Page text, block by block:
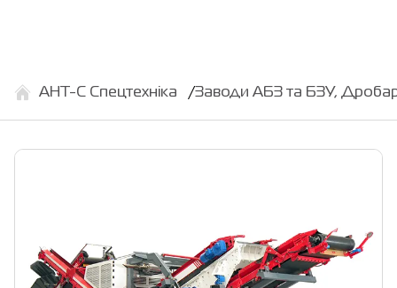
АНТ-С Спецтехніка Заводи АБЗ та БЗУ,